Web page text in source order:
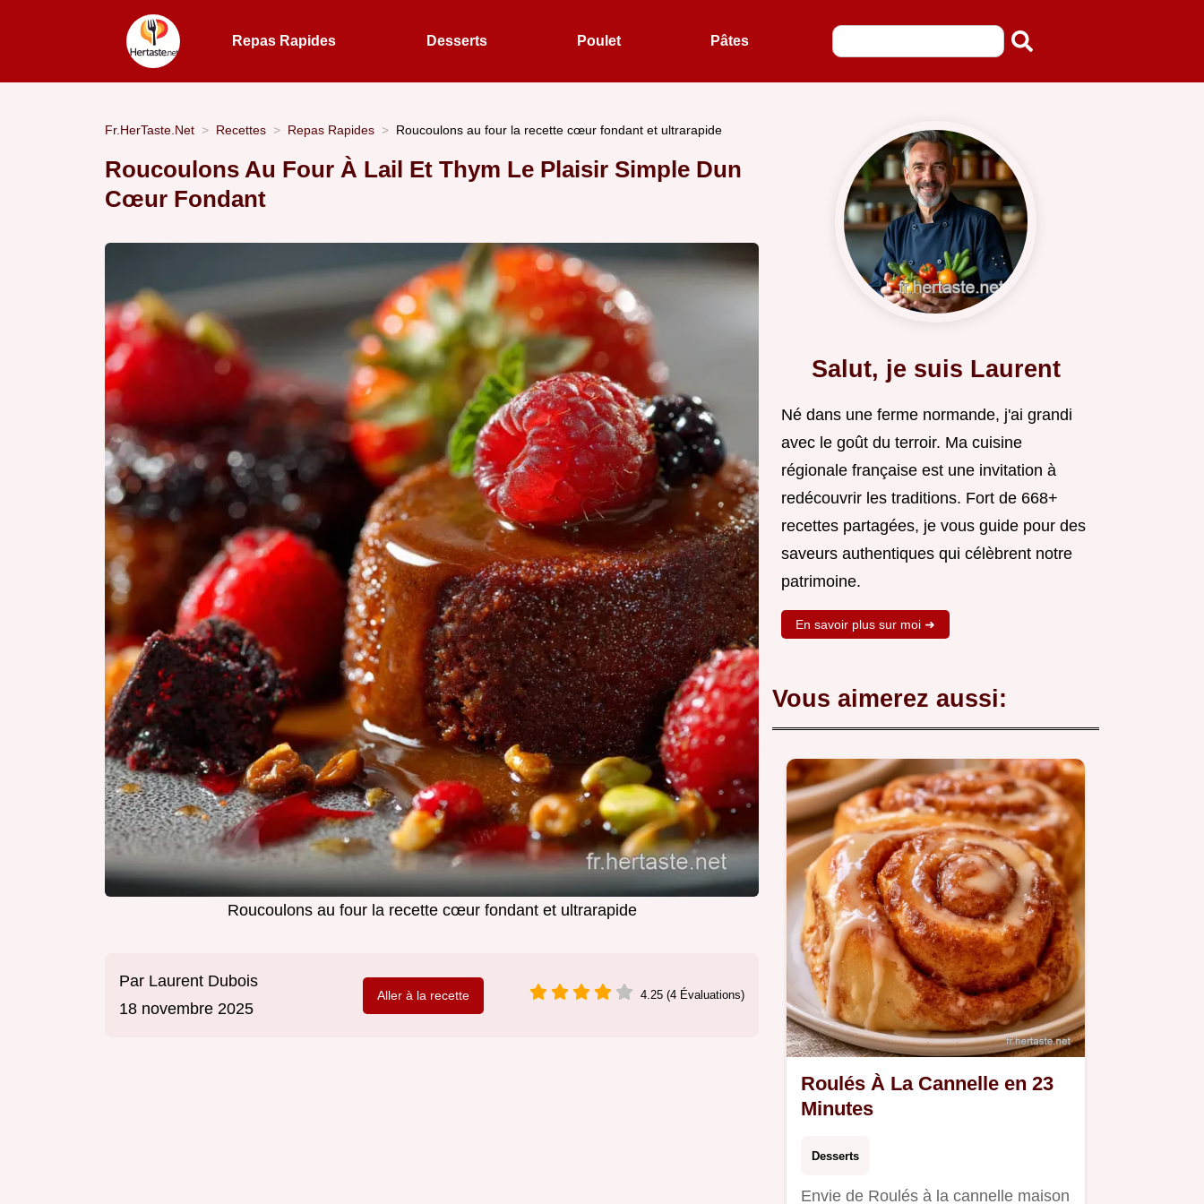
Repas Rapides Desserts Poulet Pâtes
Fr.HerTaste.Net Recettes Repas Rapides Roucoulons au four la recette cœur fondant et ultrarapide
Roucoulons Au Four À Lail Et Thym Le Plaisir Simple Dun
Cœur Fondant
Roucoulons au four la recette cœur fondant et ultrarapide
Par Laurent Dubois
18 novembre 2025
Aller à la recette 4.25 (4 Évaluations)
Salut, je suis Laurent
Né dans une ferme normande, j'ai grandi
avec le goût du terroir. Ma cuisine
régionale française est une invitation à
redécouvrir les traditions. Fort de 668+
recettes partagées, je vous guide pour des
saveurs authentiques qui célèbrent notre
patrimoine.
En savoir plus sur moi ➜
Vous aimerez aussi:
Roulés À La Cannelle en 23
Minutes
Desserts
Envie de Roulés à la cannelle maison